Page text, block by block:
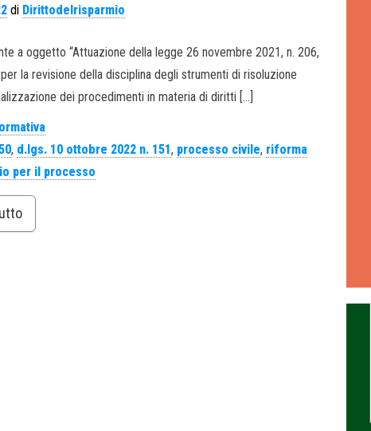
di Dirittodelrisparmio
a oggetto “Attuazione della legge 26 novembre 2021, n. 206,
la revisione della disciplina degli strumenti di risoluzione
dei procedimenti in materia di diritti […]
, d.lgs. 10 ottobre 2022 n. 151, processo civile, riforma
per il processo